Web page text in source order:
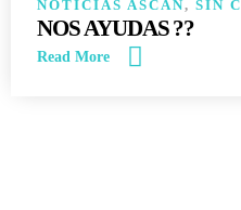
NOTICIAS ASCAN, SIN
NOS AYUDAS ??
Read More